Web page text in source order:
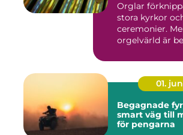
Orglar
stora kyrkor
ceremonier.
orgelvärld är
01. jun
Begagnade
smart väg till
för pengarna